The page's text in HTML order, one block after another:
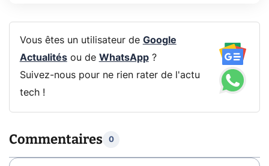
Vous êtes un utilisateur de Google
Actualitésou de WhatsApp?
Suivez-nous pour ne rien rater de l'actu
tech !
Commentaires 0